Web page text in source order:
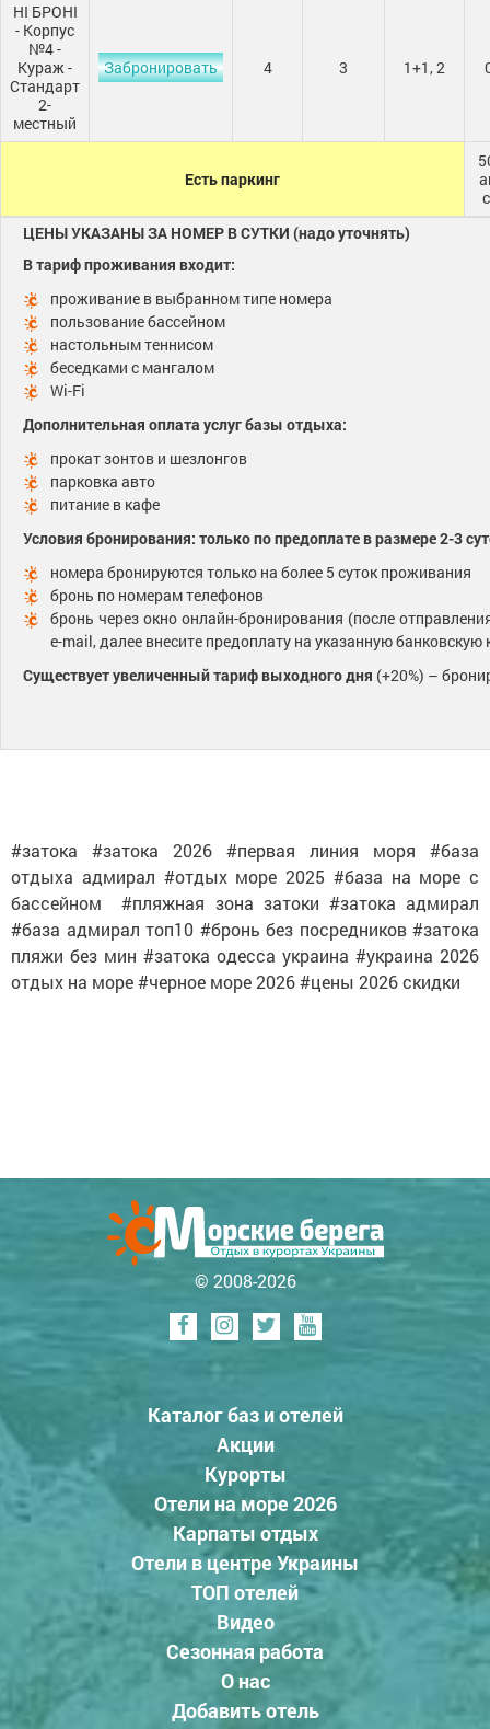
НІ БРОНІ
- Корпус
№4 -
Кураж -
Стандарт
2-
местный
Забронировать 4 3 1+1, 2
Есть паркинг
ЦЕНЫ УКАЗАНЫ ЗА НОМЕР В СУТКИ (надо уточнять)
В тариф проживания входит:
проживание в выбранном типе номера
пользование бассейном
настольным теннисом
беседками с мангалом
Wi-Fi
Дополнительная оплата услуг базы отдыха:
прокат зонтов и шезлонгов
парковка авто
питание в кафе
Условия бронирования: только по предоплате в размере 2-3
номера бронируются только на более 5 суток проживания
бронь по номерам телефонов
бронь через окно онлайн-бронирования (после
e-mail, далее внесите предоплату на указанную банковскую
Существует увеличенный тариф выходного дня (+20%) –
#затока #затока 2026 #первая линия моря #база
отдыха адмирал #отдых море 2025 #база на море с
бассейном #пляжная зона затоки #затока адмирал
#база адмирал топ10 #бронь без посредников #затока
пляжи без мин #затока одесса украина #украина 2026
отдых на море #черное море 2026 #цены 2026 скидки
© 2008-2026
Каталог баз и отелей
Акции
Курорты
Отели на море 2026
Карпаты отдых
Отели в центре Украины
ТОП отелей
Видео
Сезонная работа
О нас
Добавить отель